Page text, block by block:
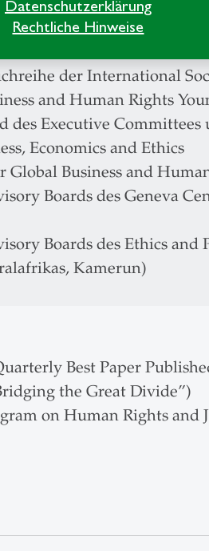
Datenschutzerklärung
Rechtliche Hinweise
in Chief des
der International
and Human Rights
des Executive
Economics and Ethics
Global Business and
Boards des Geneva
Boards des Ethics
Kamerun)
Best Paper
the Great Divide”)
on Human Rights and